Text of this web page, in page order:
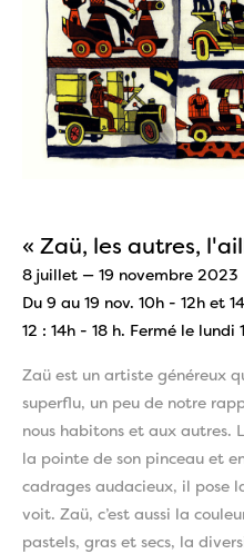
« Zaü, les autres,
8 juillet — 19 novembre 2023
Du 9 au 19 nov. 10h - 12h et
12 : 14h - 18 h. Fermé le lundi
Zaü est un artiste généreux
superflu, un peu de notre
nous habitons et aux autres.
la pointe de son pinceau et
cadrages audacieux, il pose
voit. Zaü, c’est aussi la
pastels, gras et secs, la